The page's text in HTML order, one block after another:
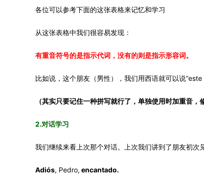
各位可以参考下面的这张表格来记忆和学习
从这张表格中我们很容易发现：
有重音符号的是指示代词，没有的则是指示形容词。
比如说，这个朋友（男性），我们用西语就可以说“este
（其实只要记住一种拼写就行了，单独使用时加重音，
2.对话学习
我们继续来看上次那个对话。上次我们讲到了朋友初次
Adiós, Pedro, encantado.